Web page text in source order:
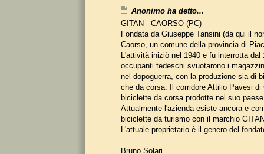
Anonimo ha detto...
GITAN - CAORSO (PC)
Fondata da Giuseppe Tansini (da qui il
Caorso, un comune della provincia di
L'attività iniziò nel 1940 e fu interrotta dal
occupanti tedeschi svuotarono i
nel dopoguerra, con la produzione sia di
che da corsa. Il corridore Attilio Pavesi di
biciclette da corsa prodotte nel suo
Attualmente l'azienda esiste ancora e
biciclette da turismo con il marchio
L'attuale proprietario è il genero del
Bruno Solari